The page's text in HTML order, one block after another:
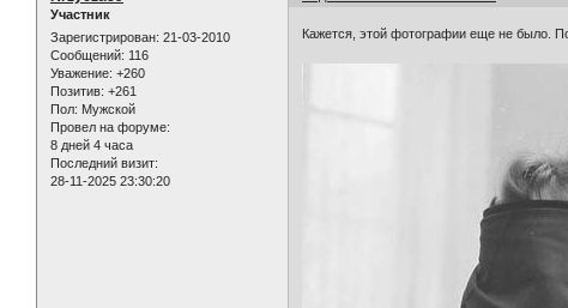
Участник
Зарегистрирован: 21-03-2010
Сообщений: 116
Уважение: +260
Позитив: +261
Пол: Мужской
Провел на форуме:
8 дней 4 часа
Последний визит:
28-11-2025 23:30:20
Кажется, этой фотографии еще не было.